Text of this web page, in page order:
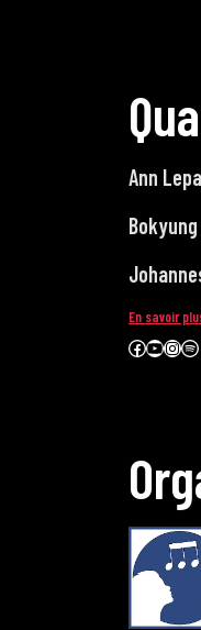
Qua
Ann
En savoir
Facebook
YouTube
Org